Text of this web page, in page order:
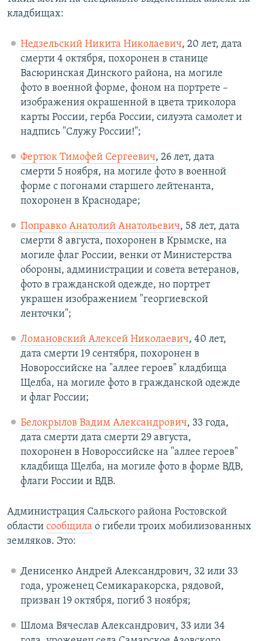
кладбищах:
Недзельский Никита Николаевич, 20 лет, дата
смерти 4 октября, похоронен в станице
Васюринская Динского района, на могиле
фото в военной форме, фоном на портрете –
изображения окрашенной в цвета триколора
карты России, герба России, силуэта самолет и
надпись "Служу России!";
Фертюк Тимофей Сергеевич, 26 лет, дата
смерти 5 ноября, на могиле фото в военной
форме с погонами старшего лейтенанта,
похоронен в Краснодаре;
Поправко Анатолий Анатольевич, 58 лет, дата
смерти 8 августа, похоронен в Крымске, на
могиле флаг России, венки от Министерства
обороны, администрации и совета ветеранов,
фото в гражданской одежде, но портрет
украшен изображением "георгиевской
ленточки";
Ломановский Алексей Николаевич, 40 лет,
дата смерти 19 сентября, похоронен в
Новороссийске на "аллее героев" кладбища
Щелба, на могиле фото в гражданской одежде
и флаг России;
Белокрылов Вадим Александрович, 33 года,
дата смерти дата смерти 29 августа,
похоронен в Новороссийске на "аллее героев"
кладбища Щелба, на могиле фото в форме ВДВ,
флаги России и ВДВ.
Администрация Сальского района Ростовской
области сообщила о гибели троих мобилизованных
земляков. Это:
Денисенко Андрей Александрович, 32 или 33
года, уроженец Семикаракорска, рядовой,
призван 19 октября, погиб 3 ноября;
Шлома Вячеслав Александрович, 33 или 34